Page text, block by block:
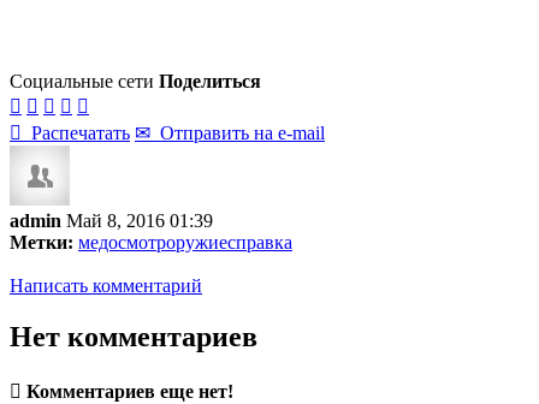
Социальные сети Поделиться
    
 Распечатать ✉ Отправить на e-mail
admin Май 8, 2016 01:39
Метки: медосмотроружиесправка
Написать комментарий
Нет комментариев
 Комментариев еще нет!